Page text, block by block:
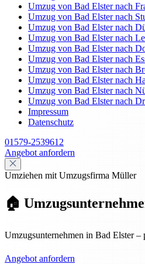
Umzug von Bad Elster nach
Umzug von Bad Elster nach
Umzug von Bad Elster nach
Umzug von Bad Elster nach
Umzug von Bad Elster nach
Umzug von Bad Elster nach
Umzug von Bad Elster nach
Umzug von Bad Elster nach
Umzug von Bad Elster nach
Umzug von Bad Elster nach
Impressum
Datenschutz
01579-2539612
Angebot anfordern
Umziehen mit Umzugsfirma Müller
🏠
Umzugsunternehmen in Bad Elster
Angebot anfordern